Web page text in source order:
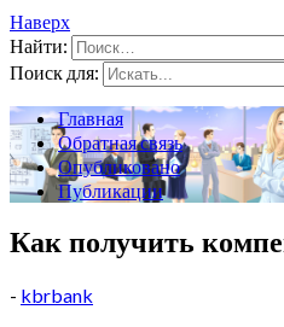
Наверх
Найти:
Поиск для:
Главная
Обратная связь
Опубликовано
Публикации
Как получить
- kbrbank